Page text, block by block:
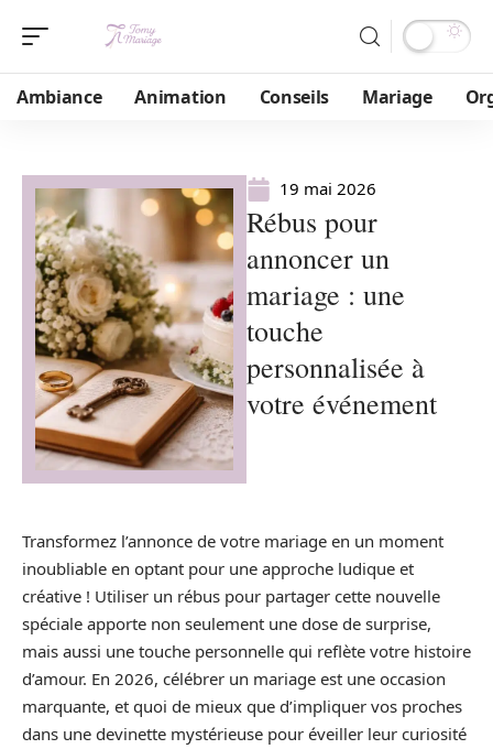
Ambiance Animation Conseils Mariage
19 mai 2026
Rébus pour
annoncer un
mariage : une
touche
personnalisée à
votre événement
Transformez l’annonce de votre mariage en un moment
inoubliable en optant pour une approche ludique et
créative ! Utiliser un rébus pour partager cette nouvelle
spéciale apporte non seulement une dose de surprise,
mais aussi une touche personnelle qui reflète votre histoire
d’amour. En 2026, célébrer un mariage est une occasion
marquante, et quoi de mieux que d’impliquer vos proches
dans une devinette mystérieuse pour éveiller leur curiosité